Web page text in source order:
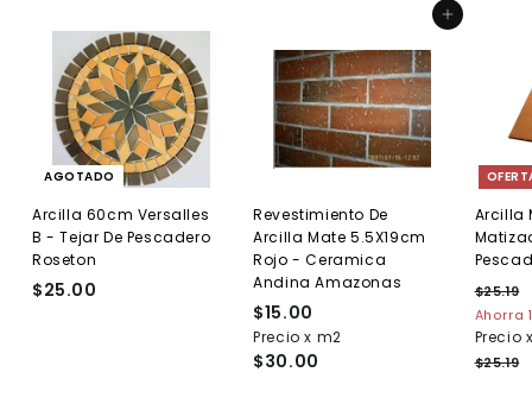
AGOTADO
Arcilla 60cm Versalles
B - Tejar De Pescadero
Roseton
$25.00
Agregar al carrito
Revestimiento De
Arcilla Mate 5.5X19cm
Rojo - Ceramica
Andina Amazonas
$15.00
1
5
Precio x m2
$30.00
Arcilla
P
r
e
c
$25.19$
2
5
Ahorra
Precio
$25.19